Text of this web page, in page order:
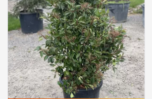
Okrasné trávy